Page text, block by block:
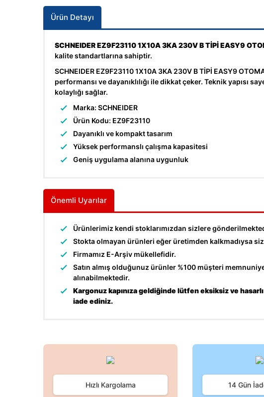
Ürün Detayı
SCHNEIDER EZ9F23110 1X10A 3KA 230V B TİPİ EASY9
kalite standartlarına sahiptir.
SCHNEIDER EZ9F23110 1X10A 3KA 230V B TİPİ EASY9
performansı ve dayanıklılığı ile dikkat çeker. Teknik yapısı
kolaylığı sağlar.
Marka: SCHNEIDER
Ürün Kodu: EZ9F23110
Dayanıklı ve kompakt tasarım
Yüksek performanslı çalışma kapasitesi
Geniş uygulama alanına uygunluk
Önemli Uyarılar
Ürünlerimiz kendi stoklarımızdan sizlere
Stokta olmayan ürünleri eğer üretimden kalkmadıysa
Firmamız E-Arşiv mükellefidir.
Satın almış olduğunuz ürünler %100 müşteri
alınabilmektedir.
Kargonuz kapınıza geldiğinde lütfen eksiksiz ve
iade ediniz.
Ürün resmi kalitesiz, bozuk veya görüntülenemiyor.
Ürün açıklamasında eksik bilgiler bulunuyor.
Hızlı Kargolama 14 Gün